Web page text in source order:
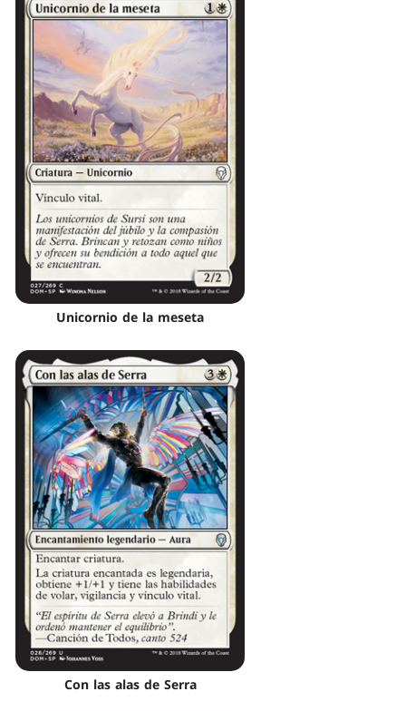
Unicornio de la meseta
Con las alas de Serra